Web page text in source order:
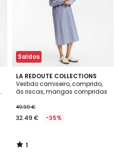
Saldos
LA REDOUTE COLLECTIONS
Vestido camiseiro, comprido,
às riscas, mangas compridas
49.99 €
32.49 € -35%
1
/
5
1
/